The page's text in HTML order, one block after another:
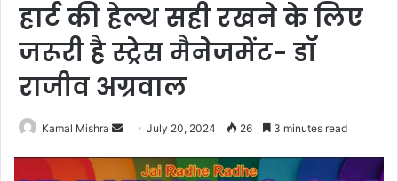
हार्ट की हेल्थ सही रखने के लिए
जरूरी है स्ट्रेस मैनेजमेंट- डॉ
राजीव अग्रवाल
Kamal Mishra
Send
email
July 20, 2024 26 3 minutes read